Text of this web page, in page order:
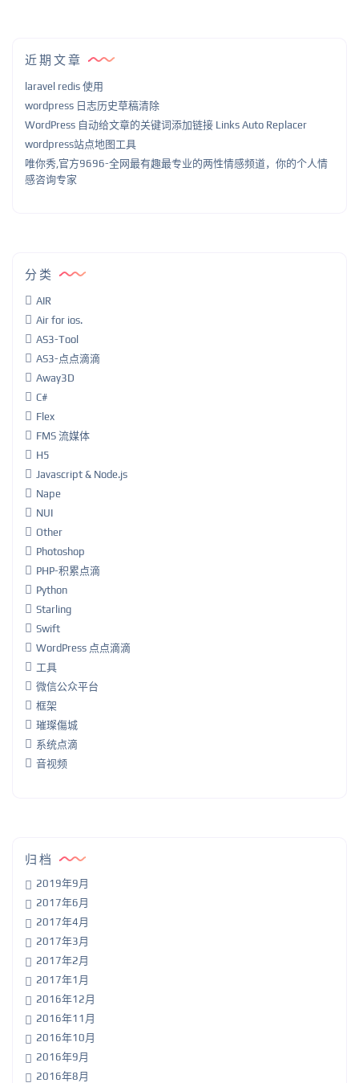
近期文章
laravel redis 使用
wordpress 日志历史草稿清除
WordPress 自动给文章的关键词添加链接 Links Auto Replacer
wordpress站点地图工具
唯你秀,官方9696-全网最有趣最专业的两性情感频道，你的个人情
感咨询专家
分类
AIR
Air for ios.
AS3-Tool
AS3-点点滴滴
Away3D
C#
Flex
FMS 流媒体
H5
Javascript & Node.js
Nape
NUI
Other
Photoshop
PHP-积累点滴
Python
Starling
Swift
WordPress 点点滴滴
工具
微信公众平台
框架
璀璨傷城
系统点滴
音视频
归档
2019年9月
2017年6月
2017年4月
2017年3月
2017年2月
2017年1月
2016年12月
2016年11月
2016年10月
2016年9月
2016年8月